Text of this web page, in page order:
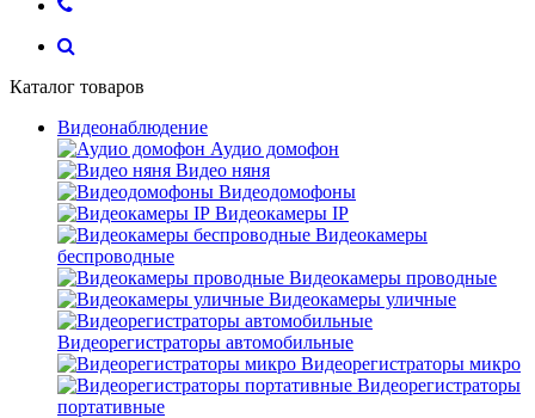
Каталог товаров
Видеонаблюдение
Аудио домофон
Видео няня
Видеодомофоны
Видеокамеры IP
Видеокамеры
беспроводные
Видеокамеры проводные
Видеокамеры уличные
Видеорегистраторы автомобильные
Видеорегистраторы микро
Видеорегистраторы
портативные